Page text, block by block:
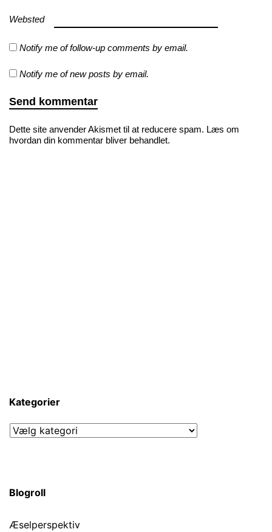
Websted
Notify me of follow-up comments by email.
Notify me of new posts by email.
Dette site anvender Akismet til at reducere spam. Læs om
hvordan din kommentar bliver behandlet.
Kategorier
Kategorier
Blogroll
Æselperspektiv